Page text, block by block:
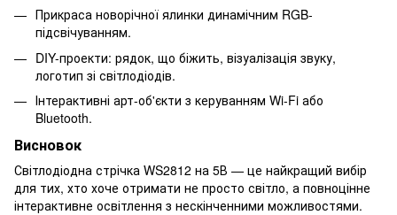
Прикраса новорічної ялинки динамічним RGB-
підсвічуванням.
DIY-проекти: рядок, що біжить, візуалізація звуку,
логотип зі світлодіодів.
Інтерактивні арт-об'єкти з керуванням Wi-Fi або
Bluetooth.
Висновок
Світлодіодна стрічка WS2812 на 5В — це найкращий вибір
для тих, хто хоче отримати не просто світло, а повноцінне
інтерактивне освітлення з нескінченними можливостями.